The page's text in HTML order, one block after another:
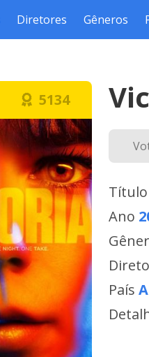
Diretores Gêneros
5134
Ano
País